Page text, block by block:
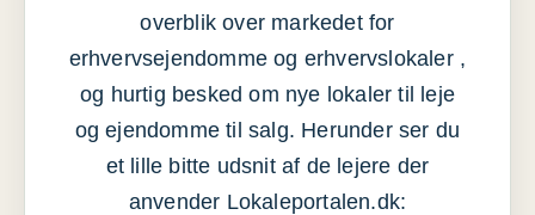
overblik over markedet for
erhvervsejendomme og erhvervslokaler ,
og hurtig besked om nye lokaler til leje
og ejendomme til salg. Herunder ser du
et lille bitte udsnit af de lejere der
anvender Lokaleportalen.dk: